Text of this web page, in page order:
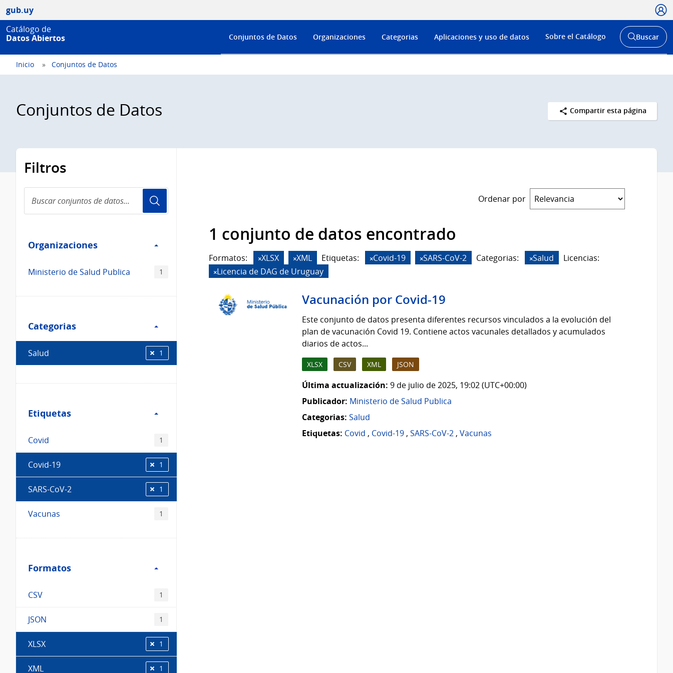
gub.uy
Catálogo de
Datos Abiertos
Menú
de
Conjuntos de Datos Organizaciones Categorias Aplicaciones y uso de datos Sobre el Catálogo
Abrir
buscador
Buscar
Inicio Conjuntos de Datos
Conjuntos de Datos Compartir esta página
Filtros
conjuntos
de
Organizaciones
Organizaciones
Ministerio de Salud Publica 1
Categorias
Categorias
Salud 1
Etiquetas
Etiquetas
Covid 1
Covid-19 1
SARS-CoV-2 1
Vacunas 1
Formatos
Formatos
CSV 1
JSON 1
XLSX 1
XML 1
Ordenar por
1 conjunto de datos encontrado
Formatos: XLSX XML Etiquetas: Covid-19 SARS-CoV-2 Categorias: Salud
Licencias:
Licencia de DAG de Uruguay
Vacunación por Covid-19
Este conjunto de datos presenta diferentes recursos vinculados a la evolución del
plan de vacunación Covid 19. Contiene actos vacunales detallados y acumulados
diarios de actos...
XLSX CSV XML JSON
Última actualización: 9 de julio de 2025, 19:02 (UTC+00:00)
Publicador: Ministerio de Salud Publica
Categorias: Salud
Etiquetas: Covid , Covid-19, SARS-CoV-2, Vacunas